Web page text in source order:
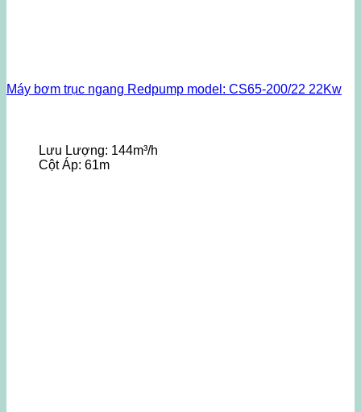
Máy bơm trục ngang Redpump model: CS65-200/22 22Kw
Lưu Lượng: 144m³/h
Cột Áp: 61m